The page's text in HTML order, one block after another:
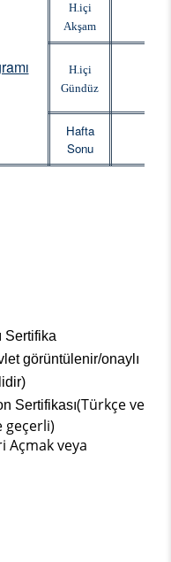
H.içi
Akşam
H.içi
Gündüz
Hafta
Sonu
Sertifika
görüntülenir/onaylı
Sertifikası(Türkçe ve
geçerli)
Açmak veya